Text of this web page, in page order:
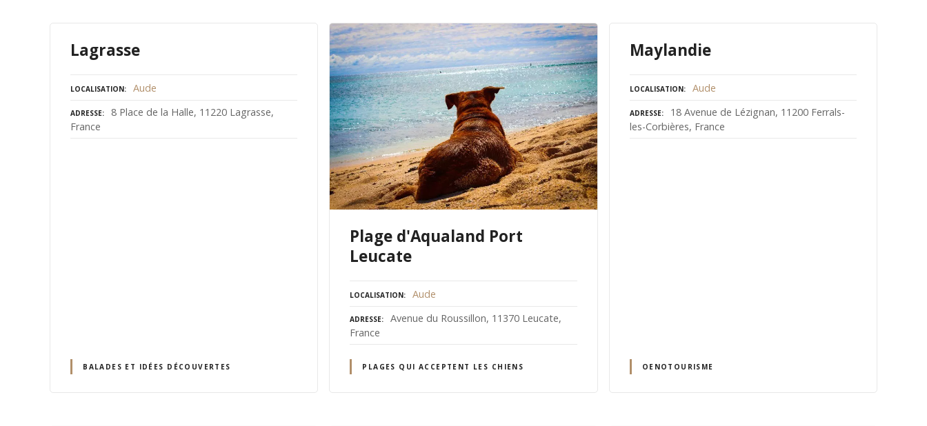
Lagrasse
LOCALISATION Aude
ADRESSE
8 Place de la Halle, 11220 Lagrasse,
France
BALADES ET IDÉES DÉCOUVERTES
Plage d'Aqualand Port
Leucate
LOCALISATION Aude
ADRESSE
Avenue du Roussillon, 11370 Leucate,
France
PLAGES QUI ACCEPTENT LES CHIENS
Maylandie
LOCALISATION Aude
ADRESSE
18 Avenue de Lézignan, 11200 Ferrals-
les-Corbières, France
OENOTOURISME